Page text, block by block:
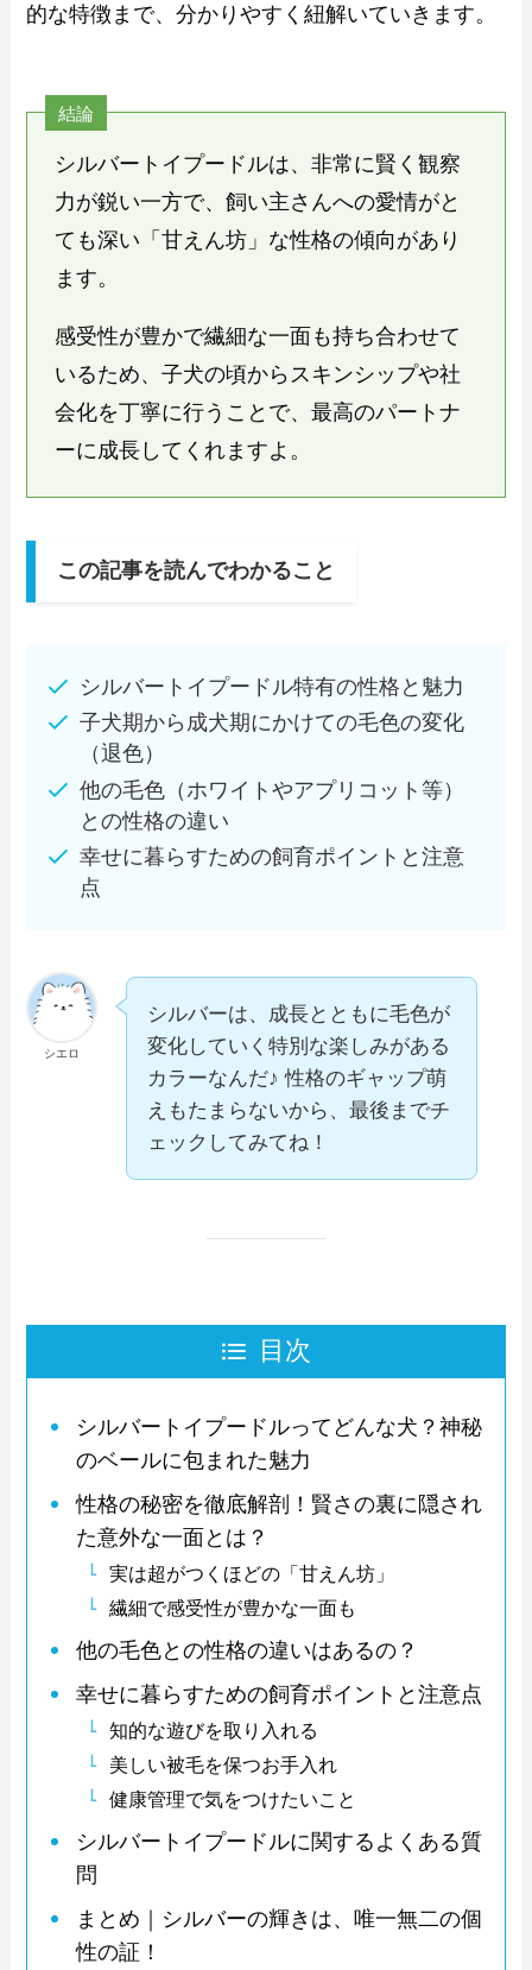
的な特徴まで、分かりやすく紐解いていきます。
結論
シルバートイプードルは、非常に賢く観察
力が鋭い一方で、飼い主さんへの愛情がと
ても深い「甘えん坊」な性格の傾向があり
ます。
感受性が豊かで繊細な一面も持ち合わせて
いるため、子犬の頃からスキンシップや社
会化を丁寧に行うことで、最高のパートナ
ーに成長してくれますよ。
この記事を読んでわかること
シルバートイプードル特有の性格と魅力
子犬期から成犬期にかけての毛色の変化
（退色）
他の毛色（ホワイトやアプリコット等）
との性格の違い
幸せに暮らすための飼育ポイントと注意
点
シエロ
シルバーは、成長とともに毛色が
変化していく特別な楽しみがある
カラーなんだ♪ 性格のギャップ萌
えもたまらないから、最後までチ
ェックしてみてね！
目次
シルバートイプードルってどんな犬？神秘
のベールに包まれた魅力
性格の秘密を徹底解剖！賢さの裏に隠され
た意外な一面とは？
実は超がつくほどの「甘えん坊」
繊細で感受性が豊かな一面も
他の毛色との性格の違いはあるの？
幸せに暮らすための飼育ポイントと注意点
知的な遊びを取り入れる
美しい被毛を保つお手入れ
健康管理で気をつけたいこと
シルバートイプードルに関するよくある質
問
まとめ｜シルバーの輝きは、唯一無二の個
性の証！